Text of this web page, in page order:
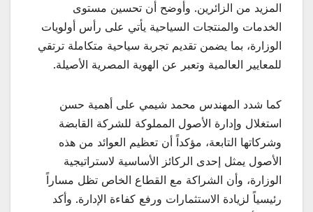
المزيد من الزائرين. وأوضح أن تحسين مستوى
الخدمات والمنتجات السياحية يأتي على رأس أولويات
الوزارة، بما يضمن تقديم تجربة سياحية متكاملة ترتقي
للمعايير العالمية وتعبر عن الهوية المصرية الأصيلة.
كما شدد المهندس محمد شيمي على أهمية حسن
استغلال وإدارة الأصول المملوكة للشركة القابضة
وشركاتها التابعة، مؤكداً أن تعظيم العوائد من هذه
الأصول يمثل إحدى الركائز الأساسية لاستراتيجية
الوزارة، وأن الشراكة مع القطاع الخاص تظل مساراً
رئيسياً لزيادة الاستثمارات ورفع كفاءة الإدارة. وأكد